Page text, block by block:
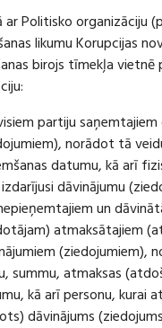
ar Politisko organizāciju
likumu Korupcijas
birojs tīmekļa vietnē
partiju saņemtajiem
norādot tā
datumu, kā arī
dāvinājumu
un
atmaksātajiem
(ziedojumiem),
summu, atmaksas
kā arī personu, kurai
dāvinājums